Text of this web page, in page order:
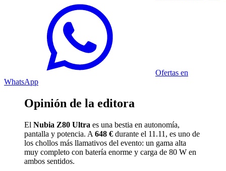
Ofertas en
WhatsApp
Opinión de la editora
El Nubia Z80 Ultra es una bestia en autonomía,
pantalla y potencia. A 648 € durante el 11.11, es uno de
los chollos más llamativos del evento: un gama alta
muy completo con batería enorme y carga de 80 W en
ambos sentidos.